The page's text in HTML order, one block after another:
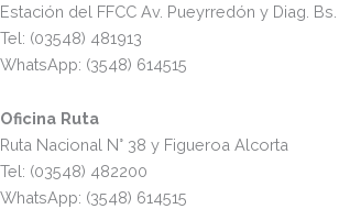
Estación del FFCC Av. Pueyrredón y Diag. Bs.
Tel: (03548) 481913
WhatsApp: (3548) 614515
Oficina Ruta
Ruta Nacional N° 38 y Figueroa Alcorta
Tel: (03548) 482200
WhatsApp: (3548) 614515